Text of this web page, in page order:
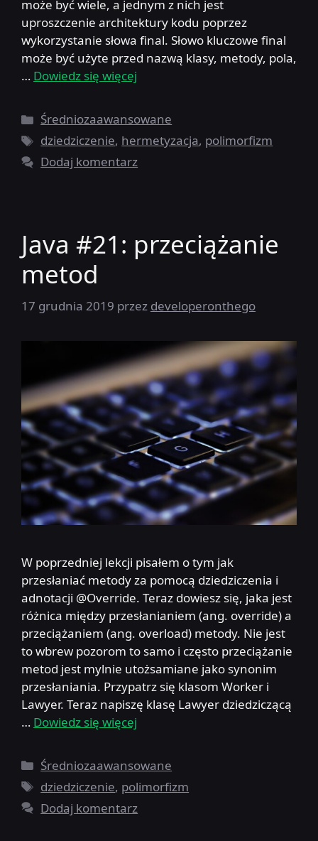
może być wiele, a jednym z nich jest
uproszczenie architektury kodu poprzez
wykorzystanie słowa final. Słowo kluczowe final
może być użyte przed nazwą klasy, metody, pola,
… Dowiedz się więcej
Kategorie
Średniozaawansowane
Tagi
dziedziczenie, hermetyzacja, polimorfizm
Dodaj komentarz
Java #21: przeciążanie
metod
17 grudnia 2019 przez developeronthego
W poprzedniej lekcji pisałem o tym jak
przesłaniać metody za pomocą dziedziczenia i
adnotacji @Override. Teraz dowiesz się, jaka jest
różnica między przesłanianiem (ang. override) a
przeciążaniem (ang. overload) metody. Nie jest
to wbrew pozorom to samo i często przeciążanie
metod jest mylnie utożsamiane jako synonim
przesłaniania. Przypatrz się klasom Worker i
Lawyer. Teraz napiszę klasę Lawyer dziedziczącą
… Dowiedz się więcej
Kategorie
Średniozaawansowane
Tagi
dziedziczenie, polimorfizm
Dodaj komentarz